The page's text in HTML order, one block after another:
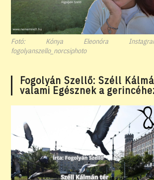
Fotó: Kónya Eleonóra
fogolyanszello_norcsiphoto
Fogolyán Szellő: Széll
valami Egésznek a